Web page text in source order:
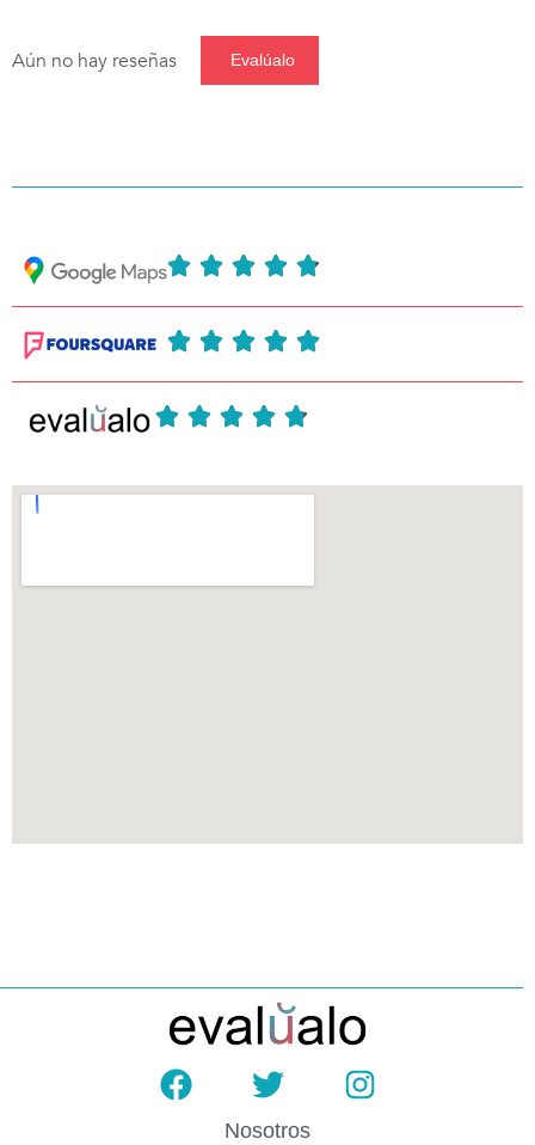
Aún no hay reseñas Evalúalo
Nosotros